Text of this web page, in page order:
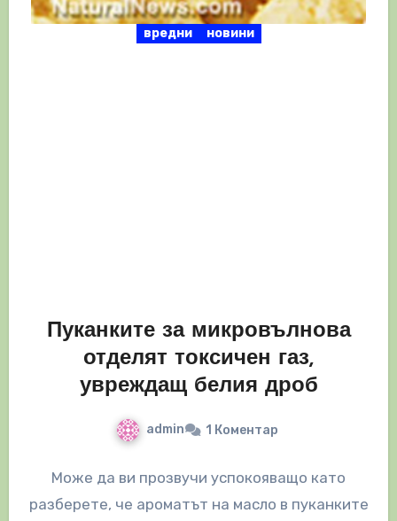
вредни новини
Пуканките за микровълнова
отделят токсичен газ,
увреждащ белия дроб
admin 1 Коментар
Може да ви прозвучи успокояващо като
разберете, че ароматът на масло в пуканките